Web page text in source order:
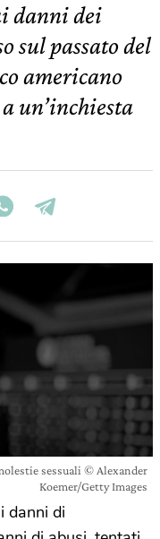
danni dei
sul passato del
americano
un’inchiesta
sessuali © Alexander
Koemer/Getty Images
danni di